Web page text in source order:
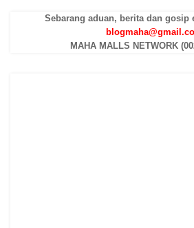
Sebarang aduan, berita dan gosip
MAHA MALLS NETWORK